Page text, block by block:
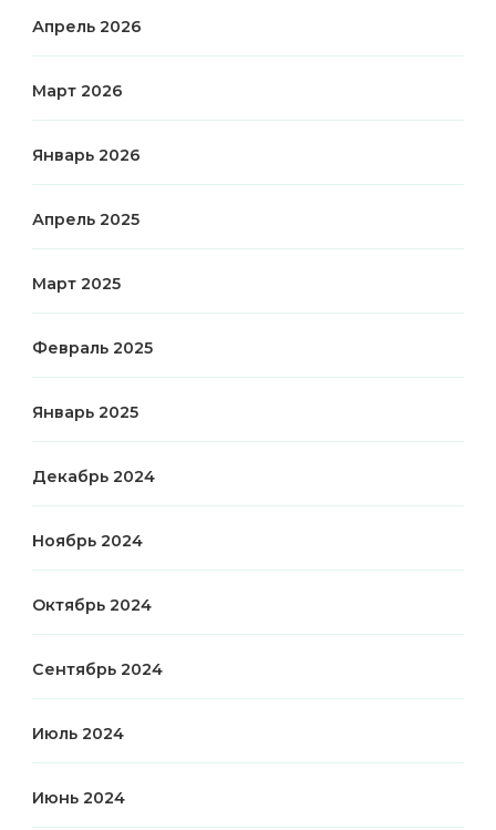
Апрель 2026
Март 2026
Январь 2026
Апрель 2025
Март 2025
Февраль 2025
Январь 2025
Декабрь 2024
Ноябрь 2024
Октябрь 2024
Сентябрь 2024
Июль 2024
Июнь 2024